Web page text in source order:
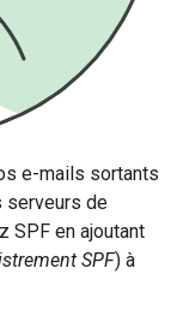
e-mails sortants
serveurs de
SPF en ajoutant
SPF) à